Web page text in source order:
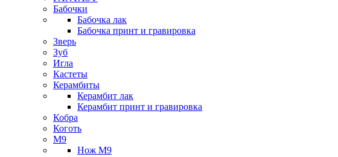
Бабочки
Бабочка лак
Бабочка принт и гравировка
Зверь
Зуб
Игла
Кастеты
Керамбиты
Керамбит лак
Керамбит принт и гравировка
Кобра
Коготь
М9
Нож М9